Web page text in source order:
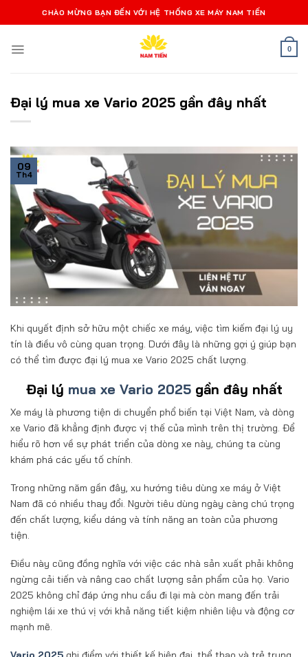
qua
dung
CHÀO MỪNG BẠN ĐẾN VỚI HỆ THỐNG XE MÁY NAM TIẾN
0
Đại lý mua xe Vario 2025 gần đây nhất
09
Th4
Khi quyết định sở hữu một chiếc xe máy, việc tìm kiếm đại lý uy
tín là điều vô cùng quan trọng. Dưới đây là những gợi ý giúp bạn
có thể tìm được đại lý mua xe Vario 2025 chất lượng.
Đại lý mua xe Vario 2025 gần đây nhất
Xe máy là phương tiện di chuyển phổ biến tại Việt Nam, và dòng
xe Vario đã khẳng định được vị thế của mình trên thị trường. Để
hiểu rõ hơn về sự phát triển của dòng xe này, chúng ta cùng
khám phá các yếu tố chính.
Trong những năm gần đây, xu hướng tiêu dùng xe máy ở Việt
Nam đã có nhiều thay đổi. Người tiêu dùng ngày càng chú trọng
đến chất lượng, kiểu dáng và tính năng an toàn của phương
tiện.
Điều này cũng đồng nghĩa với việc các nhà sản xuất phải không
ngừng cải tiến và nâng cao chất lượng sản phẩm của họ. Vario
2025 không chỉ đáp ứng nhu cầu đi lại mà còn mang đến trải
nghiệm lái xe thú vị với khả năng tiết kiệm nhiên liệu và động cơ
mạnh mẽ.